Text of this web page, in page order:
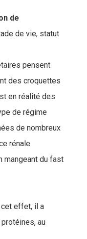
de
de vie, statut
pensent
des croquettes
en réalité des
de régime
de nombreux
rénale.
mangeant du fast
cet effet, il a
au